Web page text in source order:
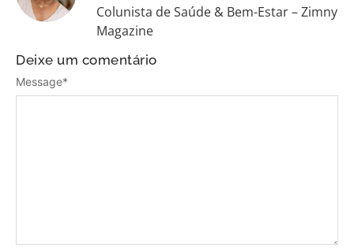
Colunista de Saúde & Bem-Estar – Zimny
Magazine
Deixe um comentário
Message*